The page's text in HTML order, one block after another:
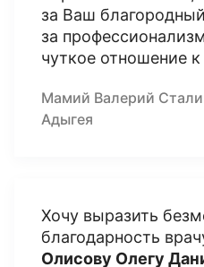
за Ваш
за
чуткое отношение
Мамий Валерий
Адыгея
Хочу выразить
благодарность
Олисову Олегу